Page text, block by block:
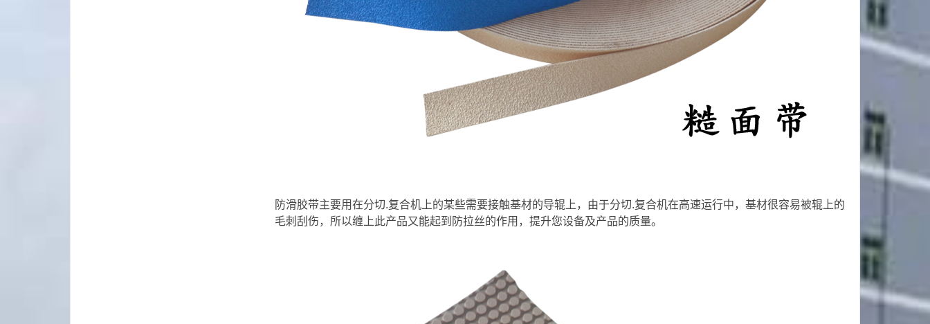
防滑胶带主要用在分切.复合机上的某些需要接触基材的导辊上，由于分切.复合机在高速运行中，基材很容易被辊上的
毛刺刮伤，所以缠上此产品又能起到防拉丝的作用，提升您设备及产品的质量。